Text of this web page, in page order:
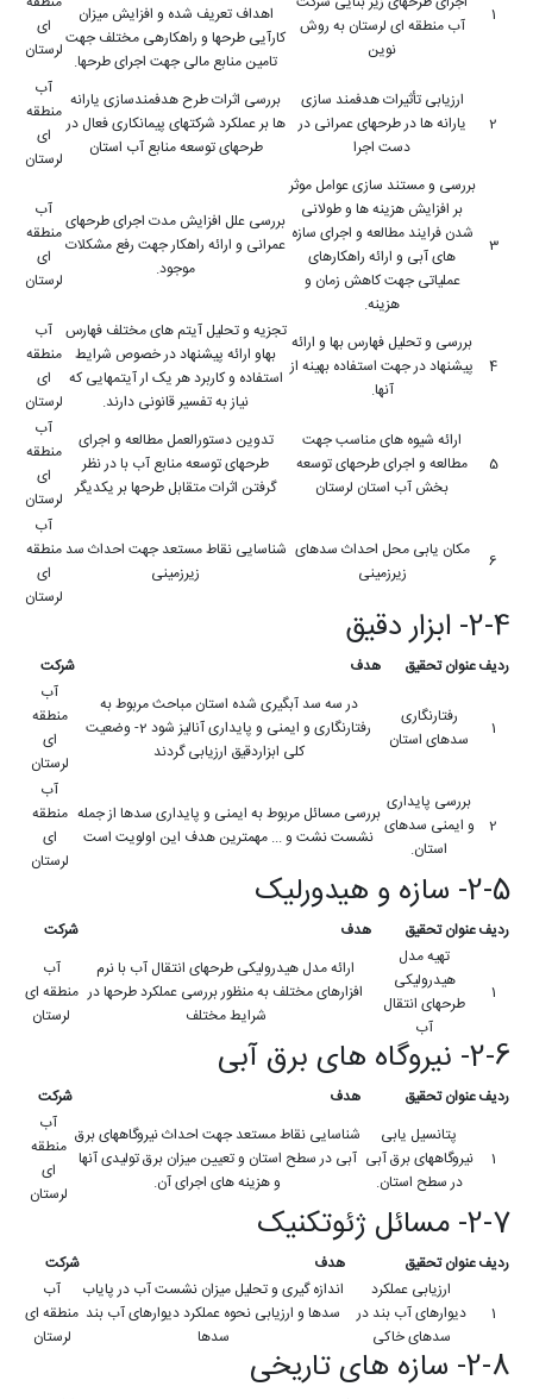
1
آب منطقه ای لرستان به روش
نوین
اهداف تعریف شده و افزایش میزان
کارآیی طرحها و راهکارهی مختلف جهت
تامین منابع مالی جهت اجرای طرحها.
ای
لرستان
2
ارزیابی تأثیرات هدفمند سازی
یارانه ها در طرحهای عمرانی در
دست اجرا
بررسی اثرات طرح هدفمندسازی یارانه
ها بر عملکرد شرکتهای پیمانکاری فعال در
طرحهای توسعه منابع آب استان
آب
منطقه
ای
لرستان
3
بررسی و مستند سازی عوامل موثر
بر افزایش هزینه ها و طولانی
شدن فرایند مطالعه و اجرای سازه
های آبی و ارائه راهکارهای
عملیاتی جهت کاهش زمان و
هزینه.
بررسی علل افزایش مدت اجرای طرحهای
عمرانی و ارائه راهکار جهت رفع مشکلات
موجود.
آب
منطقه
ای
لرستان
4
بررسی و تحلیل فهارس بها و ارائه
پیشنهاد در جهت استفاده بهینه از
آنها.
تجزیه و تحلیل آیتم های مختلف فهارس
بهاو ارائه پیشنهاد در خصوص شرایط
استفاده و کاربرد هر یک ار آیتمهایی که
نیاز به تفسیر قانونی دارند.
آب
منطقه
ای
لرستان
5
ارائه شیوه های مناسب جهت
مطالعه و اجرای طرحهای توسعه
بخش آب استان لرستان
تدوین دستورالعمل مطالعه و اجرای
طرحهای توسعه منابع آب با در نظر
گرفتن اثرات متقابل طرحها بر یکدیگر
آب
منطقه
ای
لرستان
6
مکان یابی محل احداث سدهای
زیرزمینی
شناسایی نقاط مستعد جهت احداث سد
زیرزمینی
آب
منطقه
ای
لرستان
2-4- ابزار دقیق
ردیفعنوان تحقیق هدف شرکت
1
رفتارنگاری
سدهای استان
در سه سد آبگیری شده استان مباحث مربوط به
رفتارنگاری و ایمنی و پایداری آنالیز شود 2- وضعیت
کلی ابزاردقیق ارزیابی گردند
آب
منطقه
ای
لرستان
2
بررسی پایداری
و ایمنی سدهای
استان.
بررسی مسائل مربوط به ایمنی و پایداری سدها از جمله
نشست نشت و ... مهمترین هدف این اولویت است
آب
منطقه
ای
لرستان
2-5- سازه و هیدورلیک
ردیفعنوان تحقیق هدف شرکت
1
تهیه مدل
هیدرولیکی
طرحهای انتقال
آب
ارائه مدل هیدرولیکی طرحهای انتقال آب با نرم
افزارهای مختلف به منظور بررسی عملکرد طرحها در
شرایط مختلف
آب
منطقه ای
لرستان
2-6- نیروگاه های برق آبی
ردیفعنوان تحقیق هدف شرکت
1
پتانسیل یابی
نیروگاههای برق آبی
در سطح استان.
شناسایی نقاط مستعد جهت احداث نیروگاههای برق
آبی در سطح استان و تعیین میزان برق تولیدی آنها
و هزینه های اجرای آن.
آب
منطقه
ای
لرستان
2-7- مسائل ژئوتکنیک
ردیفعنوان تحقیق هدف شرکت
1
ارزیابی عملکرد
دیوارهای آب بند در
سدهای خاکی
اندازه گیری و تحلیل میزان نشست آب در پایاب
سدها و ارزیابی نحوه عملکرد دیوارهای آب بند
سدها
آب
منطقه ای
لرستان
2-8- سازه های تاریخی